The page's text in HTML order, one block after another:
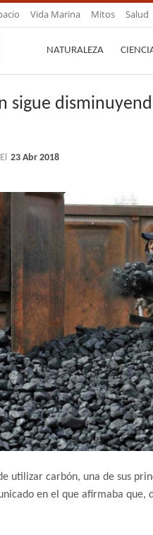
Vida Marina Mitos Salud
NATURALEZA
sigue
El 23 Abr 2018
utilizar carbón, una de sus
en el que afirmaba